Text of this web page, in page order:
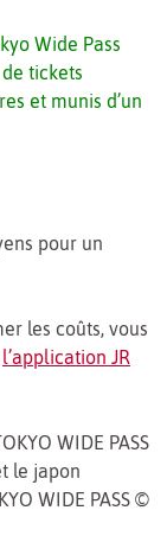
Wide Pass
tickets
et munis d’un
pour un
les coûts, vous
l’application JR
WIDE PASS ©